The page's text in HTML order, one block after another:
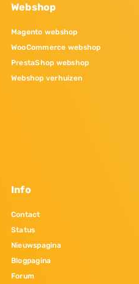
Webshop
Magento webshop
WooCommerce webshop
PrestaShop webshop
Webshop verhuizen
Info
Contact
Status
Nieuwspagina
Blogpagina
Forum